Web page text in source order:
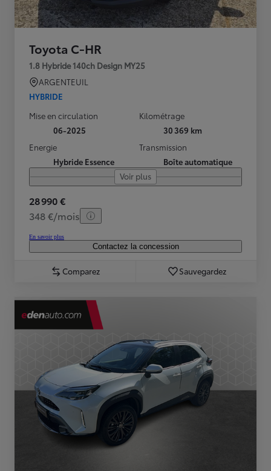
Toyota C-HR
1.8 Hybride 140ch Design MY25
ARGENTEUIL
HYBRIDE
Mise en circulation
06-2025
Kilométrage
30 369 km
Energie
Hybride Essence
Transmission
Boîte automatique
Voir plus
28 990 €
348 €/mois
En savoir plus
Contactez la concession
Comparez Sauvegardez